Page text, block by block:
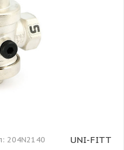
204N2140 UNI-FITT